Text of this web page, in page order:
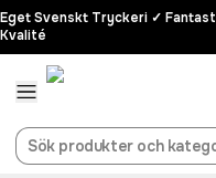
Eget Svenskt Tryckeri ✓
Kvalité